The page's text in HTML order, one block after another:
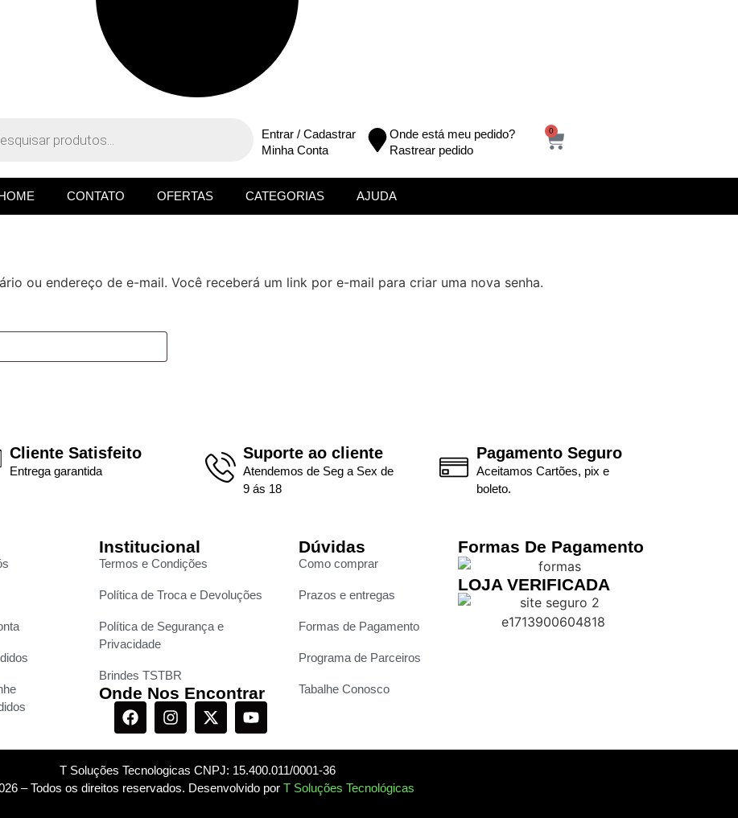
Entrar / Cadastrar
Minha Conta
Onde está meu pedido?
Rastrear pedido
0
CONTATO OFERTAS CATEGORIAS AJUDA
ou endereço de e-mail. Você receberá um link por e-mail para criar uma nova senha.
Cliente Satisfeito
Entrega garantida
Suporte ao cliente
Atendemos de Seg a Sex de
9 ás 18
Pagamento Seguro
Aceitamos Cartões, pix e
boleto.
Institucional
Termos e Condições
Política de Troca e Devoluções
Política de Segurança e
Privacidade
Brindes TSTBR
Onde Nos Encontrar
Dúvidas
Como comprar
Prazos e entregas
Formas de Pagamento
Programa de Parceiros
Tabalhe Conosco
Formas De Pagamento
LOJA VERIFICADA
T Soluções Tecnologicas CNPJ: 15.400.011/0001-36
– Todos os direitos reservados. Desenvolvido por T Soluções Tecnológicas